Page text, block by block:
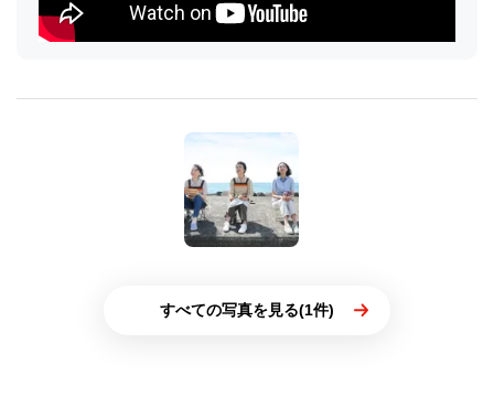
すべての写真を見る(1件)